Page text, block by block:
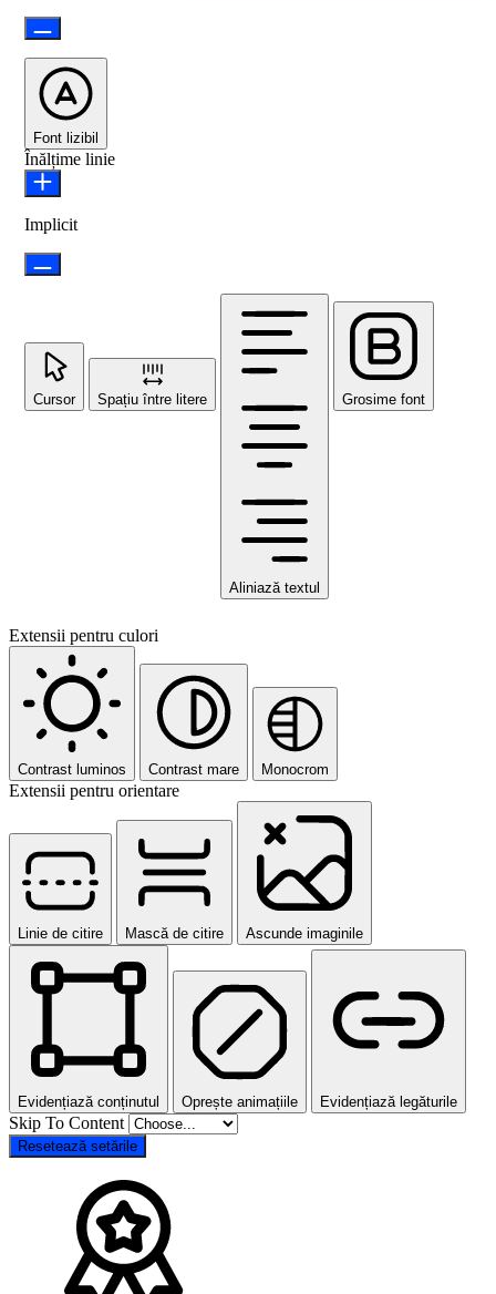
Font lizibil
Înălțime linie
Implicit
Cursor Spațiu între litere
Aliniază textul
Grosime font
Extensii pentru culori
Contrast luminos Contrast mare Monocrom
Extensii pentru orientare
Linie de citire Mască de citire Ascunde imaginile
Evidențiază conținutul Oprește animațiile Evidențiază legăturile
Skip To Content
Resetează setările